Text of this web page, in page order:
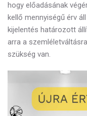
hogy előadásának
kellő mennyiségű érv
kijelentés határozott
arra a
szükség van.